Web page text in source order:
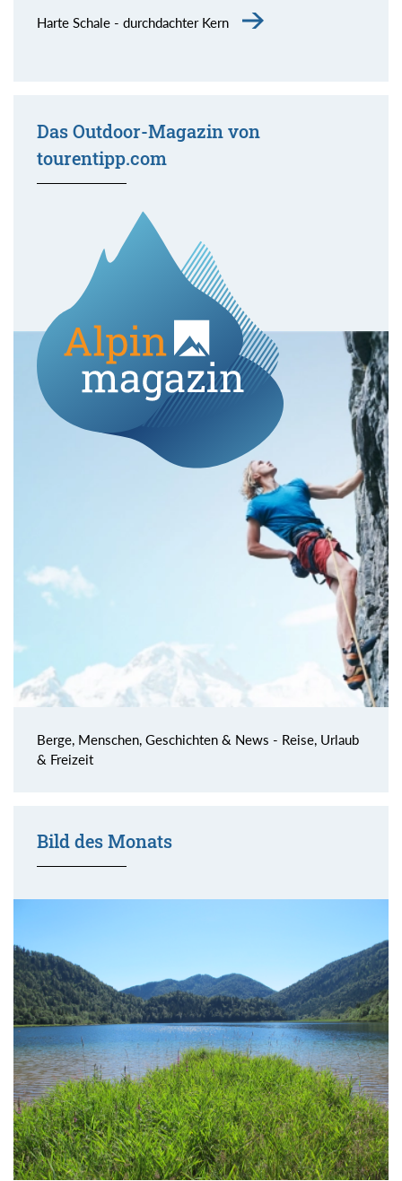
Harte Schale - durchdachter Kern
Das Outdoor-Magazin von
tourentipp.com
Berge, Menschen, Geschichten & News - Reise, Urlaub
& Freizeit
Bild des Monats